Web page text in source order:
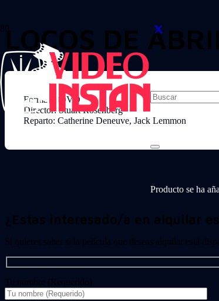
Producto se ha
LOCOS DE
Formato: DVD
Director: Stuart Rosenberg
Reparto: Catherine Deneuve, Jack Lemmon
¿Estas interesado/a en alquilar
Si quieres saber si la película que deseas alquilar está
Tu nombre (Requerido)